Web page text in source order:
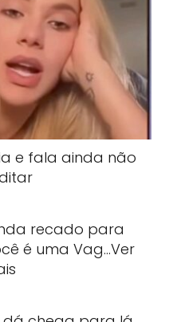
e fala ainda não
recado para
é uma Vag…Ver